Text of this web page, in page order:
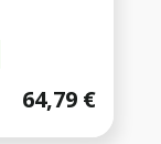
64,79 €